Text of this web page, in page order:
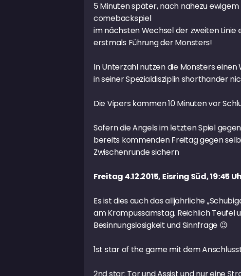
5 Minuten später, nach nahezu
comebackspiel
im nächsten Wechsel der zweiten
erstmals Führung der Monsters!
In Unterzahl nutzen die Monsters
in seiner Spezialdisziplin shorthander
Die Vipers kommen 10 Minuten vor
Sofern die Angels im letzten Spiel
bereits kommenden Freitag gegen
Zwischenrunde sichern
Freitag 4.12.2015, Eisring Süd, 19:45
Es ist dies auch das alljährliche
am Krampussamstag. Reichlich Teufel
Besinnungslosigkeit und Sinnfrage 😉
1st star of the game mit dem